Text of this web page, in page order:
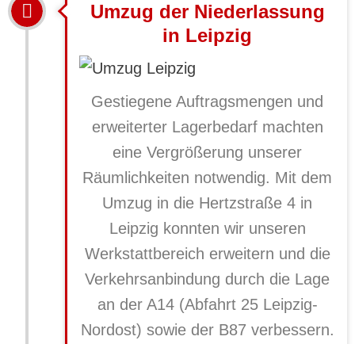
Umzug der Niederlassung
in Leipzig
Gestiegene Auftragsmengen und
erweiterter Lagerbedarf machten
eine Vergrößerung unserer
Räumlichkeiten notwendig. Mit dem
Umzug in die Hertzstraße 4 in
Leipzig konnten wir unseren
Werkstattbereich erweitern und die
Verkehrsanbindung durch die Lage
an der A14 (Abfahrt 25 Leipzig-
Nordost) sowie der B87 verbessern.